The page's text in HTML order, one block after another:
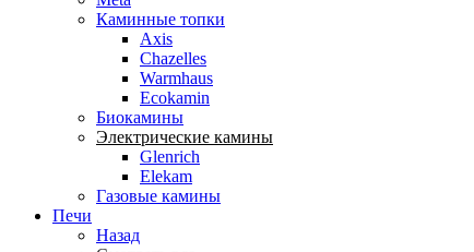
Каминные топки
Axis
Chazelles
Warmhaus
Ecokamin
Биокамины
Электрические камины
Glenrich
Elekam
Газовые камины
Печи
Назад